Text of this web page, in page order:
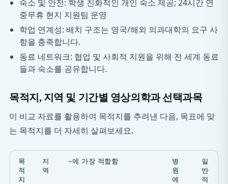
숙소 및 안전: 학생 친화적인 개인 숙소 제공; 24시간 연
중무휴 현지 지원팀 운영
학업 연계성: 배치 구조는 영국/해외 의과대학의 요구 사
항을 충족합니다.
동료 네트워크: 협업 및 사회적 지원을 위해 전 세계 동료
들과 숙소를 공유합니다.
목적지, 지역 및 기간별 영상의학과 선택과목
이 비교 자료를 활용하여 목적지를 추려낸 다음, 목표에 맞
는 목적지를 더 자세히 살펴보세요.
목
적
지
지
역
~에 가장 적합함
병
원
에
일
반
적